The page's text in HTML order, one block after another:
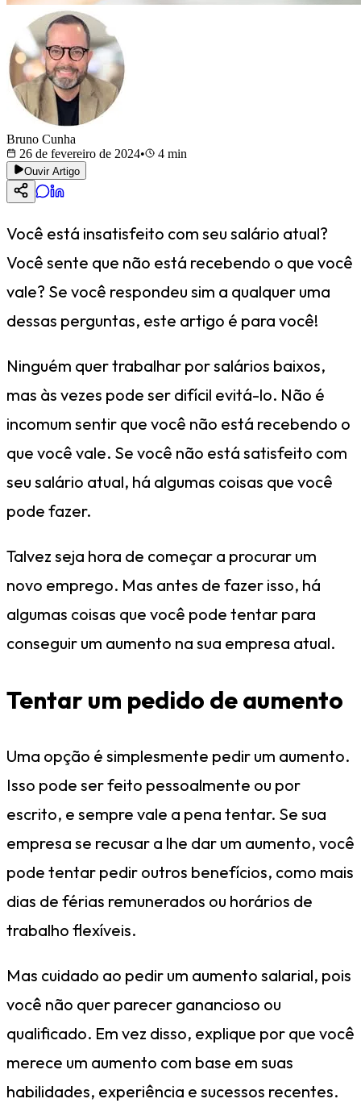
Bruno Cunha
26 de fevereiro de 2024• 4 min
Ouvir Artigo
Você está insatisfeito com seu salário atual?
Você sente que não está recebendo o que você
vale? Se você respondeu sim a qualquer uma
dessas perguntas, este artigo é para você!
Ninguém quer trabalhar por salários baixos,
mas às vezes pode ser difícil evitá-lo. Não é
incomum sentir que você não está recebendo o
que você vale. Se você não está satisfeito com
seu salário atual, há algumas coisas que você
pode fazer.
Talvez seja hora de começar a procurar um
novo emprego. Mas antes de fazer isso, há
algumas coisas que você pode tentar para
conseguir um aumento na sua empresa atual.
Tentar um pedido de aumento
Uma opção é simplesmente pedir um aumento.
Isso pode ser feito pessoalmente ou por
escrito, e sempre vale a pena tentar. Se sua
empresa se recusar a lhe dar um aumento, você
pode tentar pedir outros benefícios, como mais
dias de férias remunerados ou horários de
trabalho flexíveis.
Mas cuidado ao pedir um aumento salarial, pois
você não quer parecer ganancioso ou
qualificado. Em vez disso, explique por que você
merece um aumento com base em suas
habilidades, experiência e sucessos recentes.